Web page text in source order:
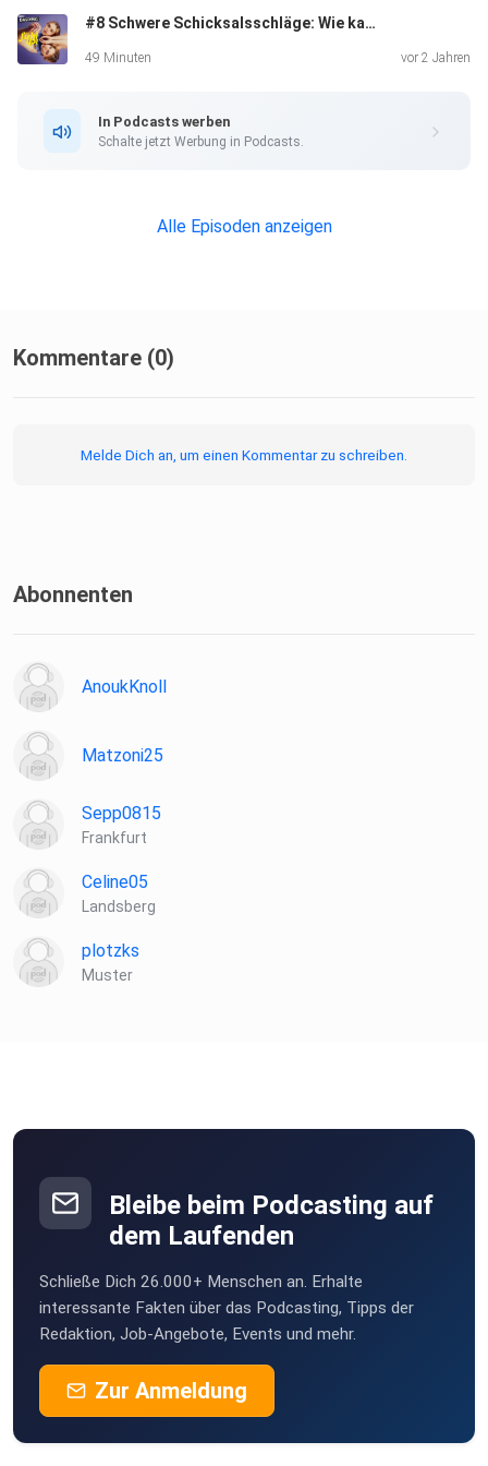
#8 Schwere Schicksalsschläge: Wie kann ich weiterleben? - mit Phil Laude
49 Minuten vor 2 Jahren
In Podcasts werben
Schalte jetzt Werbung in Podcasts.
Alle Episoden anzeigen
Kommentare (0)
Melde Dich an, um einen Kommentar zu schreiben.
Abonnenten
AnoukKnoll
Matzoni25
Sepp0815
Frankfurt
Celine05
Landsberg
plotzks
Muster
Bleibe beim Podcasting auf
dem Laufenden
Schließe Dich 26.000+ Menschen an. Erhalte
interessante Fakten über das Podcasting, Tipps der
Redaktion, Job-Angebote, Events und mehr.
Zur Anmeldung